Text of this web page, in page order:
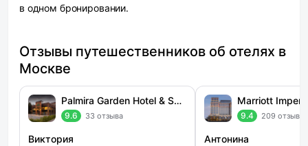
в одном бронировании.
Отзывы путешественников об отелях в
Москве
Palmira Garden Hotel & SPA (Пальмира Гарден)
9.6 33 отзыва
Виктория
9.4 209 отзывов
Антонина